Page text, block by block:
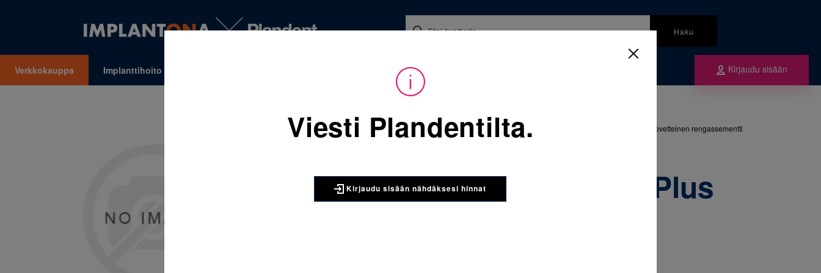
Haku
Verkkokauppa Implanttihoito Ajankohtaista Kirjaudu sisään
Sijainti: Tarvikkeet / Oikominen / Kiinnitysmateriaalit 3M Unitek Transbond Plus valokovetteinen rengassementti
3M Unitek Transbond Plus
Viesti Plandentilta.
Kirjaudu sisään nähdäksesi hinnat